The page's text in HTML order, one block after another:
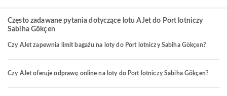
Często zadawane pytania dotyczące lotu AJet do Port lotniczy
Sabiha Gökçen
Czy AJet zapewnia limit bagażu na loty do Port lotniczy Sabiha Gökçen?
Czy AJet oferuje odprawę online na loty do Port lotniczy Sabiha Gökçen?